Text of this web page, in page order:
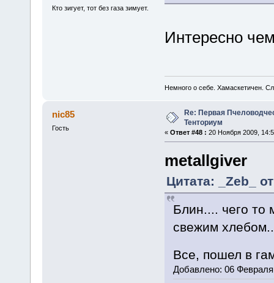
Кто зигует, тот без газа зимует.
Интересно
Немного о себе. Хамаскетичен.
nic85
Гость
Re: Первая
Тенториум
« Ответ #48 : 20 Ноября 2009,
metallgiver
Цитата: _Zeb_
Блин.... чего то
свежим
Все, пошел в
Добавлено: 06